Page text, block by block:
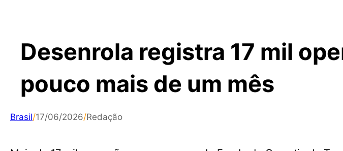
Desenrola registra 17 mil
pouco mais de um mês
Brasil/17/06/2026/Redação